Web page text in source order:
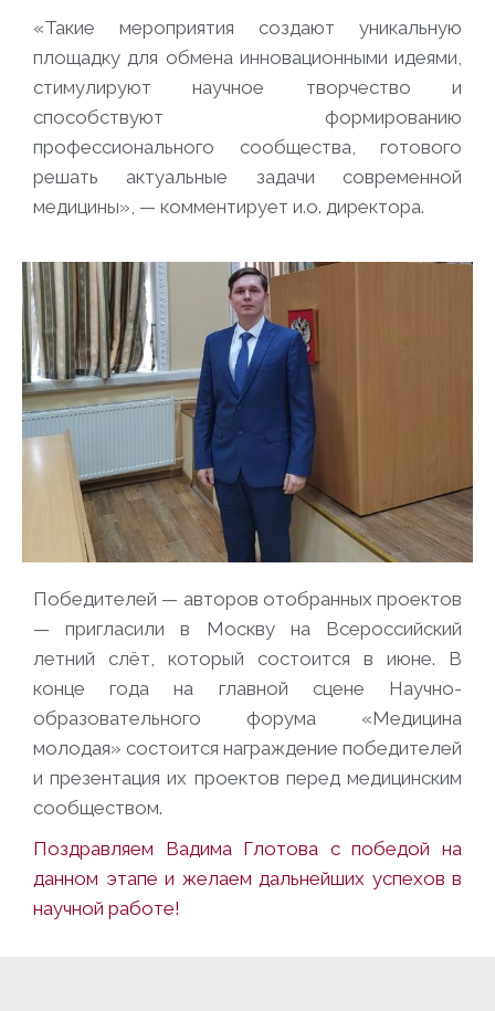
«Такие мероприятия создают уникальную
площадку для обмена инновационными идеями,
стимулируют научное творчество и
способствуют формированию
профессионального сообщества, готового
решать актуальные задачи современной
медицины», — комментирует и.о. директора.
Победителей — авторов отобранных проектов
— пригласили в Москву на Всероссийский
летний слёт, который состоится в июне. В
конце года на главной сцене Научно-
образовательного форума «Медицина
молодая» состоится награждение победителей
и презентация их проектов перед медицинским
сообществом.
Поздравляем Вадима Глотова с победой на
данном этапе и желаем дальнейших успехов в
научной работе!